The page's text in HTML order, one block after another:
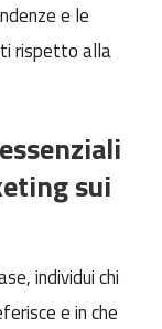
e le
rispetto alla
sui
individui chi
e in che